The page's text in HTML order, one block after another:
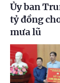
Ủy ban
tỷ đồng
mưa lũ